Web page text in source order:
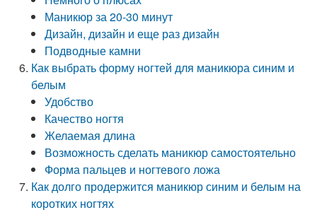
Маникюр за 20-30 минут
Дизайн, дизайн и еще раз дизайн
Подводные камни
Как выбрать форму ногтей для маникюра синим и
белым
Удобство
Качество ногтя
Желаемая длина
Возможность сделать маникюр самостоятельно
Форма пальцев и ногтевого ложа
Как долго продержится маникюр синим и белым на
коротких ногтях